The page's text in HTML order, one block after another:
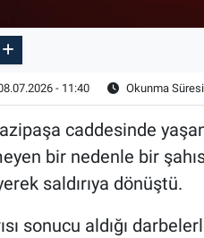
- 11:40 Okunma
caddesinde
bir nedenle bir
saldırıya dönüştü.
sonucu aldığı